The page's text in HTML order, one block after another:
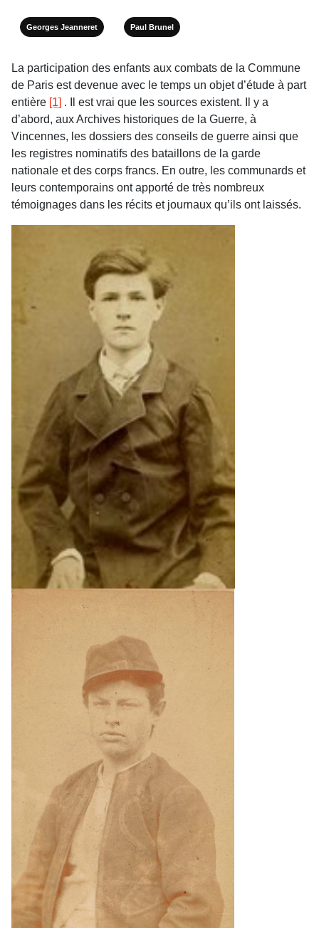
Georges Jeanneret Paul Brunel
La participation des enfants aux combats de la Commune
de Paris est devenue avec le temps un objet d’étude à part
entière [1] . Il est vrai que les sources existent. Il y a
d’abord, aux Archives historiques de la Guerre, à
Vincennes, les dossiers des conseils de guerre ainsi que
les registres nominatifs des bataillons de la garde
nationale et des corps francs. En outre, les communards et
leurs contemporains ont apporté de très nombreux
témoignages dans les récits et journaux qu’ils ont laissés.